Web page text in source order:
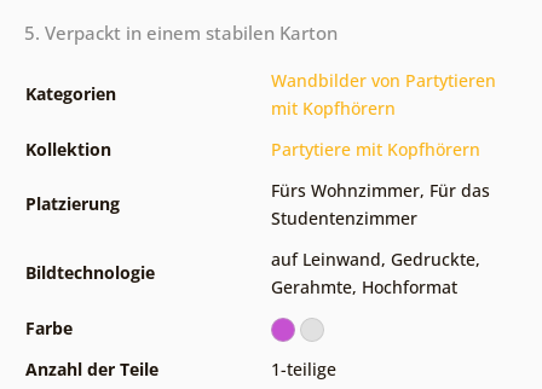
5. Verpackt in einem stabilen Karton
Kategorien
Wandbilder von Partytieren
mit Kopfhörern
Kollektion
Partytiere mit Kopfhörern
Platzierung
Fürs Wohnzimmer, Für das
Studentenzimmer
Bildtechnologie
auf Leinwand, Gedruckte,
Gerahmte, Hochformat
Farbe
Anzahl der Teile
1-teilige